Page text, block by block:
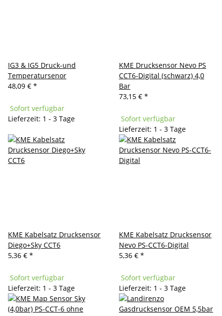
IG3 & IG5 Druck-und
Temperatursenor
48,09 € *
Sofort verfügbar
Lieferzeit: 1 - 3 Tage
KME Drucksensor Nevo PS
CCT6-Digital (schwarz) 4,0
Bar
73,15 € *
Sofort verfügbar
Lieferzeit: 1 - 3 Tage
KME Kabelsatz Drucksensor
Diego+Sky CCT6
5,36 € *
Sofort verfügbar
Lieferzeit: 1 - 3 Tage
KME Kabelsatz Drucksensor
Nevo PS-CCT6-Digital
5,36 € *
Sofort verfügbar
Lieferzeit: 1 - 3 Tage